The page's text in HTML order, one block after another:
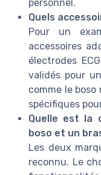
personnel.
Quels
Pour un
accessoires
électrodes
validés pour
comme le
spécifiques
Quelle est la
boso et un
Les deux
reconnu. Le